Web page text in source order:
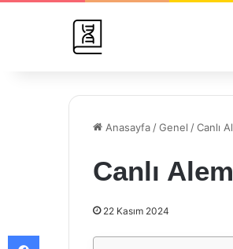
Anasayfa /Genel /Canlı
Canlı
22 Kasım 2024
Facebook